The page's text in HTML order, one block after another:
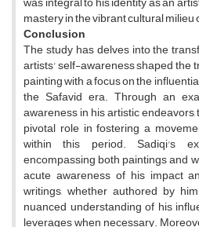
mastery in the vibrant cultural milieu
Conclusion
The study has delves into the
artists' self-awareness shaped the
painting with a focus on the
the Safavid era. Through an
awareness in his artistic
pivotal role in fostering a
within this period. Sadiqi's
encompassing both paintings and
acute awareness of his impact
writings, whether authored by
nuanced understanding of his